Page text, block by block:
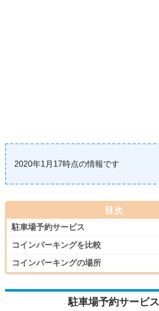
2020年1月17時点の情報です
目次
駐車場予約サービス
コインパーキングを比較
コインパーキングの場所
駐車場予約サービス